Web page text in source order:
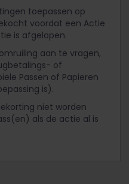
toepassen op
voordat een Actie
is afgelopen.
aan te vragen,
of
Passen of Papieren
is).
niet worden
als de actie al is